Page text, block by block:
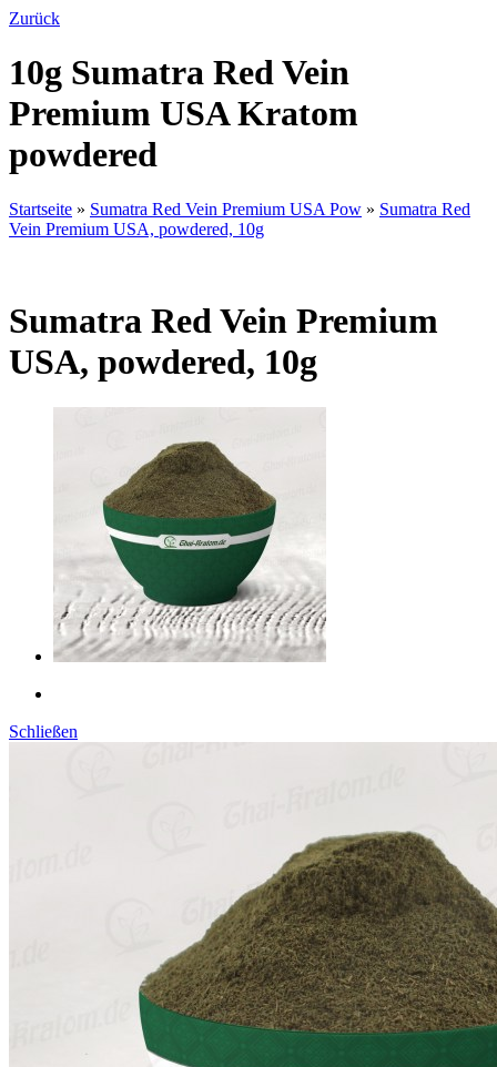
Zurück
10g Sumatra Red Vein
Premium USA Kratom
powdered
Startseite » Sumatra Red Vein Premium USA Pow » Sumatra Red
Vein Premium USA, powdered, 10g
Sumatra Red Vein Premium
USA, powdered, 10g
Schließen